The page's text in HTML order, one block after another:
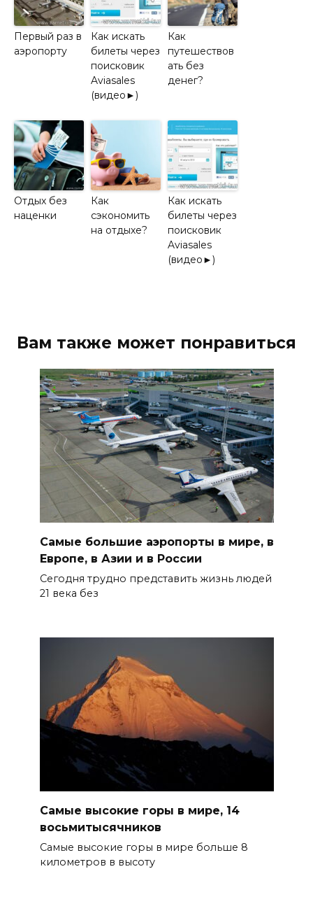
Первый раз в
аэропорту
Как искать
билеты через
поисковик
Aviasales
(видео►)
Как
путешествов
ать без
денег?
Отдых без
наценки
Как
сэкономить
на отдыхе?
Как искать
билеты через
поисковик
Aviasales
(видео►)
Вам также может понравиться
Самые большие аэропорты в мире, в
Европе, в Азии и в России
Сегодня трудно представить жизнь людей
21 века без
Самые высокие горы в мире, 14
восьмитысячников
Самые высокие горы в мире больше 8
километров в высоту